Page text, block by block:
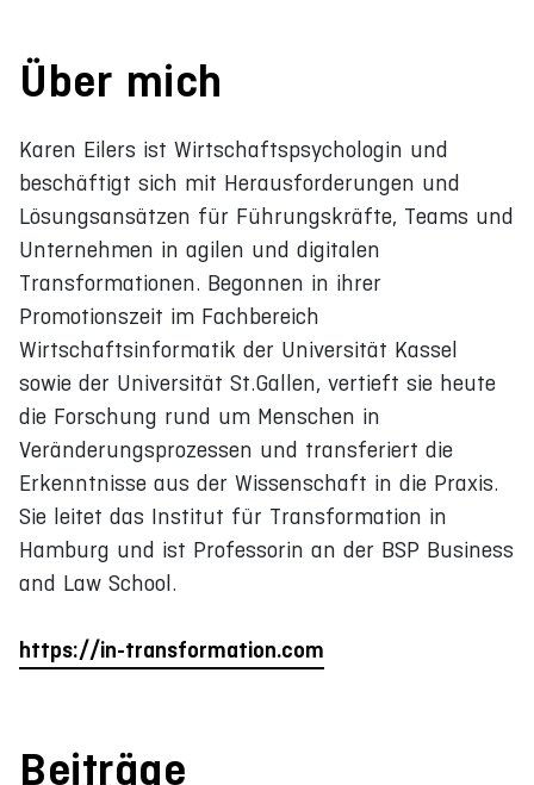
Über mich
Karen Eilers ist Wirtschaftspsychologin und
beschäftigt sich mit Herausforderungen und
Lösungsansätzen für Führungskräfte, Teams und
Unternehmen in agilen und digitalen
Transformationen. Begonnen in ihrer
Promotionszeit im Fachbereich
Wirtschaftsinformatik der Universität Kassel
sowie der Universität St.Gallen, vertieft sie heute
die Forschung rund um Menschen in
Veränderungsprozessen und transferiert die
Erkenntnisse aus der Wissenschaft in die Praxis.
Sie leitet das Institut für Transformation in
Hamburg und ist Professorin an der BSP Business
and Law School.
https://in-transformation.com
Beiträge